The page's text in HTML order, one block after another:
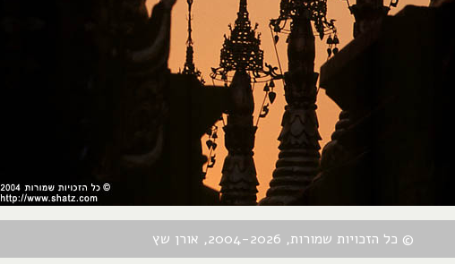
© כל הזכויות שמורות, 2004-2026, אורן שץ